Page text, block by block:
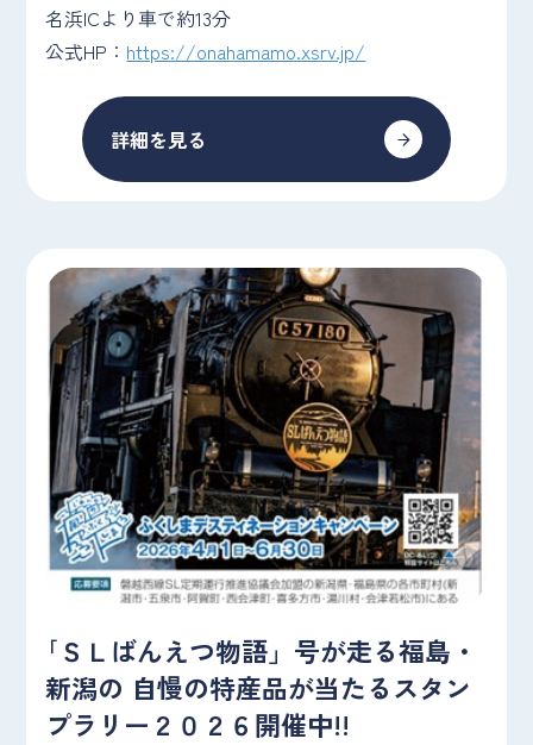
名浜ICより車で約13分
公式HP： https://onahamamo.xsrv.jp/
詳細を見る
｢ＳＬばんえつ物語」号が走る福島・
新潟の 自慢の特産品が当たるスタン
プラリー２０２６開催中!!